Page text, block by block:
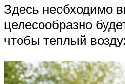
Здесь необходимо
целесообразно
чтобы теплый